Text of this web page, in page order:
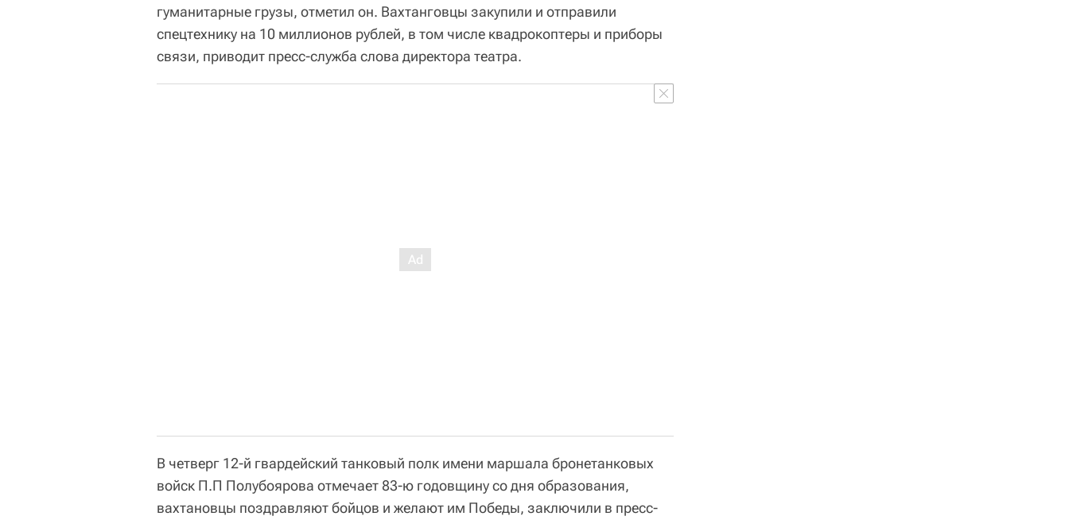
гуманитарные грузы, отметил он. Вахтанговцы закупили и отправили
спецтехнику на 10 миллионов рублей, в том числе квадрокоптеры и приборы
связи, приводит пресс-служба слова директора театра.
В четверг 12-й гвардейский танковый полк имени маршала бронетанковых
войск П.П Полубоярова отмечает 83-ю годовщину со дня образования,
вахтановцы поздравляют бойцов и желают им Победы, заключили в пресс-